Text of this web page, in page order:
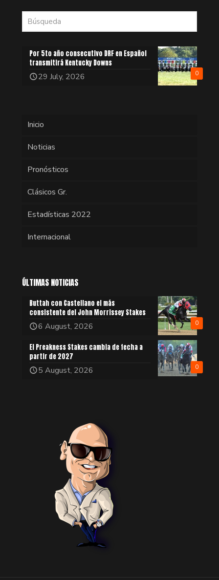
0
Por 5to año consecutivo DRF en Español
transmitirá Kentucky Downs
29 July, 2026
Inicio
Noticias
Pronósticos
Clásicos Gr.
Estadísticas 2022
Internacional
ÚLTIMAS NOTICIAS
0
Buttah con Castellano el más
consistente del John Morrissey Stakes
6 August, 2026
0
El Preakness Stakes cambia de fecha a
partir de 2027
5 August, 2026